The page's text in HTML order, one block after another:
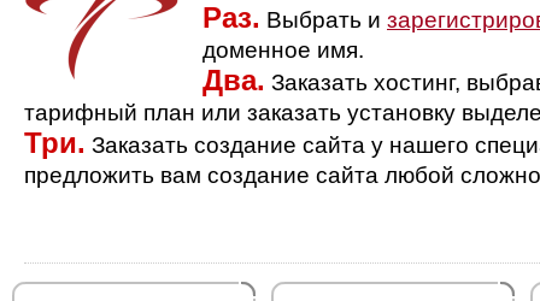
Раз. Выбрать и
доменное имя.
Два. Заказать хостинг,
тарифный план или заказать установку
Три. Заказать создание сайта у нашего
предложить вам создание сайта любой